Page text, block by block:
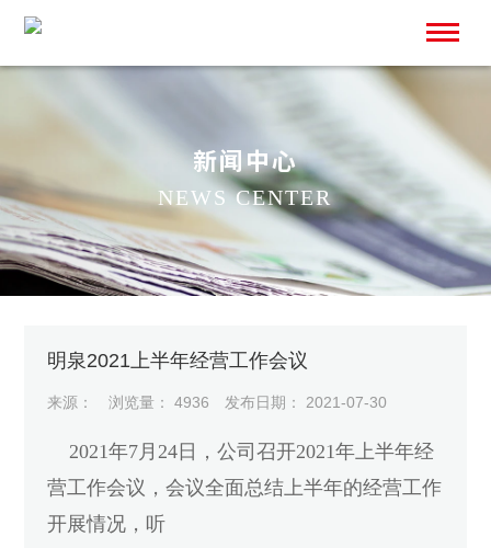
SCROLL
新闻中心
NEWS CENTER
明泉2021上半年经营工作会议
来源： 浏览量： 4936 发布日期： 2021-07-30
2021年7月24日，公司召开2021年上半年经
营工作会议，会议全面总结上半年的经营工作
开展情况，听